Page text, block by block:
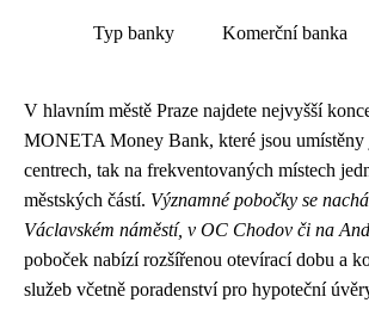
Typ banky Komerční banka
V hlavním městě Praze najdete nejvyšší
MONETA Money Bank, které jsou umístěny
centrech, tak na frekventovaných místech
městských částí. Významné pobočky se
Václavském náměstí, v OC Chodov či na
poboček nabízí rozšířenou otevírací dobu a
služeb včetně poradenství pro hypoteční